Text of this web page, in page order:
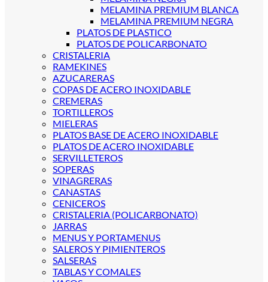
MELAMINA PREMIUM BLANCA
MELAMINA PREMIUM NEGRA
PLATOS DE PLASTICO
PLATOS DE POLICARBONATO
CRISTALERIA
RAMEKINES
AZUCARERAS
COPAS DE ACERO INOXIDABLE
CREMERAS
TORTILLEROS
MIELERAS
PLATOS BASE DE ACERO INOXIDABLE
PLATOS DE ACERO INOXIDABLE
SERVILLETEROS
SOPERAS
VINAGRERAS
CANASTAS
CENICEROS
CRISTALERIA (POLICARBONATO)
JARRAS
MENUS Y PORTAMENUS
SALEROS Y PIMIENTEROS
SALSERAS
TABLAS Y COMALES